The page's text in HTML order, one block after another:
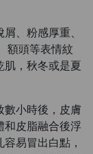
、粉感厚重、
額頭等表情紋
肌，秋冬或是夏
數小時後，皮膚
和皮脂融合後浮
易冒出白點，